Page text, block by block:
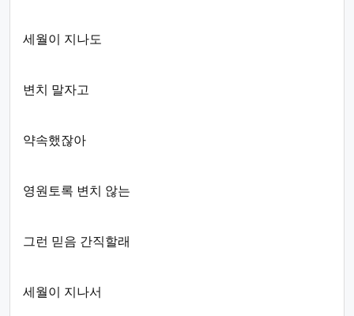
세월이 지나도
변치 말자고
약속했잖아
영원토록 변치 않는
그런 믿음 간직할래
세월이 지나서